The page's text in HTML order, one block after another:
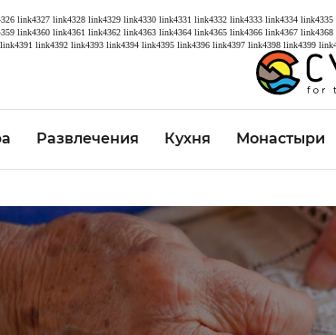
link4327 link4328 link4329 link4330 link4331 link4332 link4333 link4334 link4335
link4360 link4361 link4362 link4363 link4364 link4365 link4366 link4367 link4368
link4391 link4392 link4393 link4394 link4395 link4396 link4397 link4398 link4399
Развлечения Кухня Монастыри